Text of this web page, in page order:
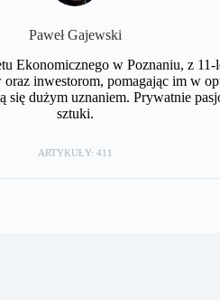
Paweł Gajewski
Ekonomicznego w Poznaniu, z
inwestorom, pomagając im w
się dużym uznaniem. Prywatnie
sztuki.
ARTYKUŁY: 411